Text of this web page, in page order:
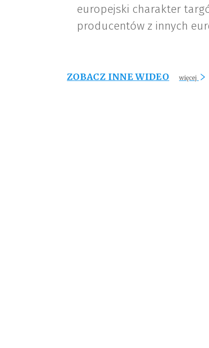
europejski charakter
producentów z innych
ZOBACZ INNE WIDEO więcej